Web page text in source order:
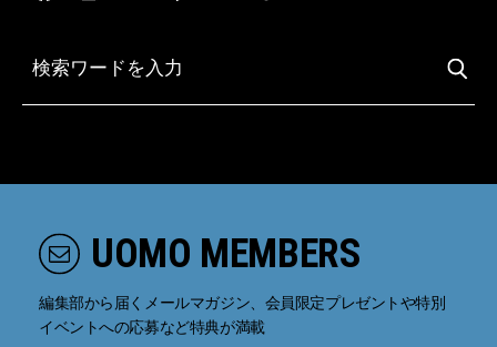
UOMO MEMBERS
編集部から届くメールマガジン、会員限定プレゼントや特別
イベントへの応募など特典が満載